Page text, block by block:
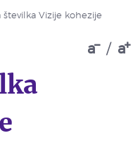
številka Vizije kohezije
a / a